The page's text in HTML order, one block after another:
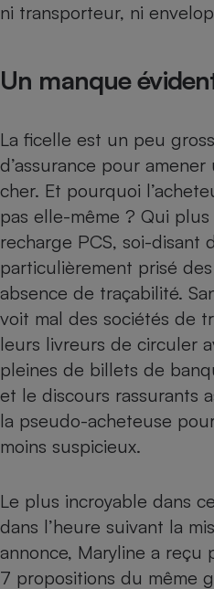
ni transporteur, ni
Un manque
La ficelle est un peu
d’assurance pour amener
cher. Et pourquoi
pas elle-même ? Qui plus
recharge PCS, soi-disant
particulièrement prisé
absence de traçabilité.
voit mal des sociétés de
leurs livreurs de circuler
pleines de billets de
et le discours rassurants
la pseudo-acheteuse
moins suspicieux.
Le plus incroyable dans
dans l’heure suivant la
annonce, Maryline a reçu
7 propositions du même